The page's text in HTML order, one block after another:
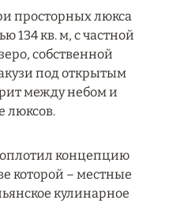
ПАКЕТ
просторных люкса
134 кв. м, с частной
собственной
под открытым
между небом и
люксов.
концепцию
которой – местные
кулинарное